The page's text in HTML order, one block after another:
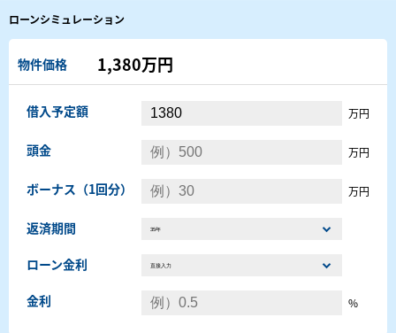
ローンシミュレーション
物件価格 1,380万円
借入予定額 万円
頭金 万円
ボーナス（1回分） 万円
返済期間
ローン金利
金利 %